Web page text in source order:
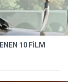
10 FİLM